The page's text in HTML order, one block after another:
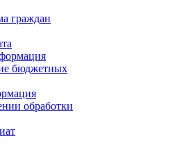
граждан
бюджетных
обработки